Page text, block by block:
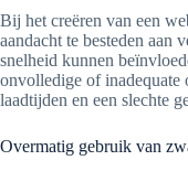
Bij het creëren van een
aandacht te besteden aan
snelheid kunnen
onvolledige of inadequate
laadtijden en een slechte
Overmatig gebruik van